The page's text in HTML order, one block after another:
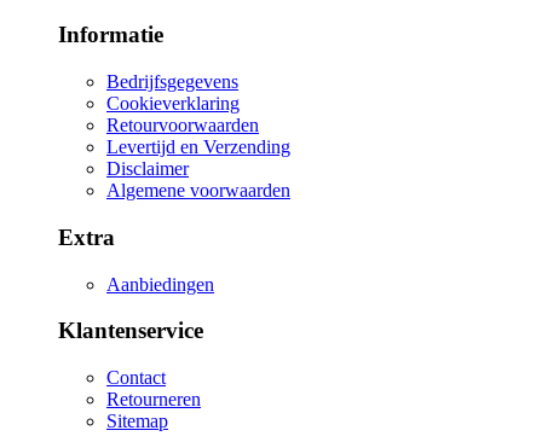
Informatie
Bedrijfsgegevens
Cookieverklaring
Retourvoorwaarden
Levertijd en Verzending
Disclaimer
Algemene voorwaarden
Extra
Aanbiedingen
Klantenservice
Contact
Retourneren
Sitemap